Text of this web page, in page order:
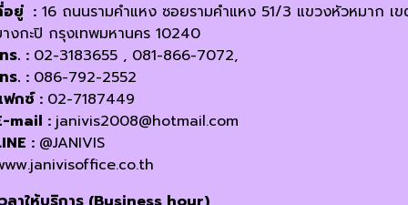
อยู่ : 16 ถนนรามคำแหง ซอยรามคำแหง 51/3 แขวงหัวหมาก เ
งกะปิ กรุงเทพมหานคร 10240
ร. : 02-3183655 , 081-866-7072,
ร. : 086-792-2552
กซ์ : 02-7187449
mail : janivis2008@hotmail.com
: @JANIVIS